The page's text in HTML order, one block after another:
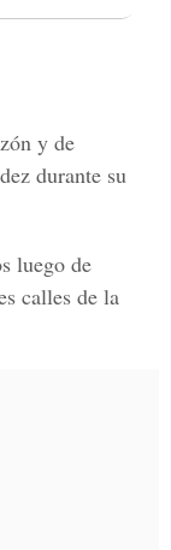
y de
durante su
luego de
calles de la